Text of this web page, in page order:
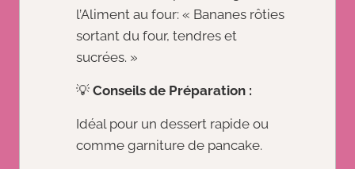
l’Aliment au four: « Bananes rôties
sortant du four, tendres et
sucrées. »
💡 Conseils de Préparation :
Idéal pour un dessert rapide ou
comme garniture de pancake.